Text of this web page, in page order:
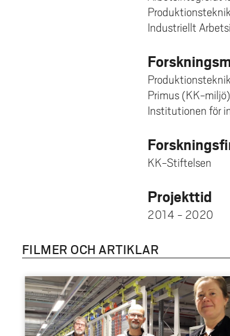
Produktionsteknik
Industriellt
Produktionsteknik
Primus (KK-miljö)
Institutionen för
KK-Stiftelsen
Projekttid
2014 - 2020
FILMER OCH ARTIKLAR